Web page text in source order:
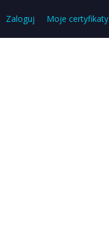
Zaloguj Moje certyfikaty